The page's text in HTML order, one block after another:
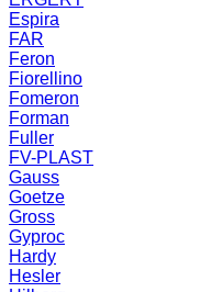
Espira
FAR
Feron
Fiorellino
Fomeron
Forman
Fuller
FV-PLAST
Gauss
Goetze
Gross
Gyproc
Hardy
Hesler